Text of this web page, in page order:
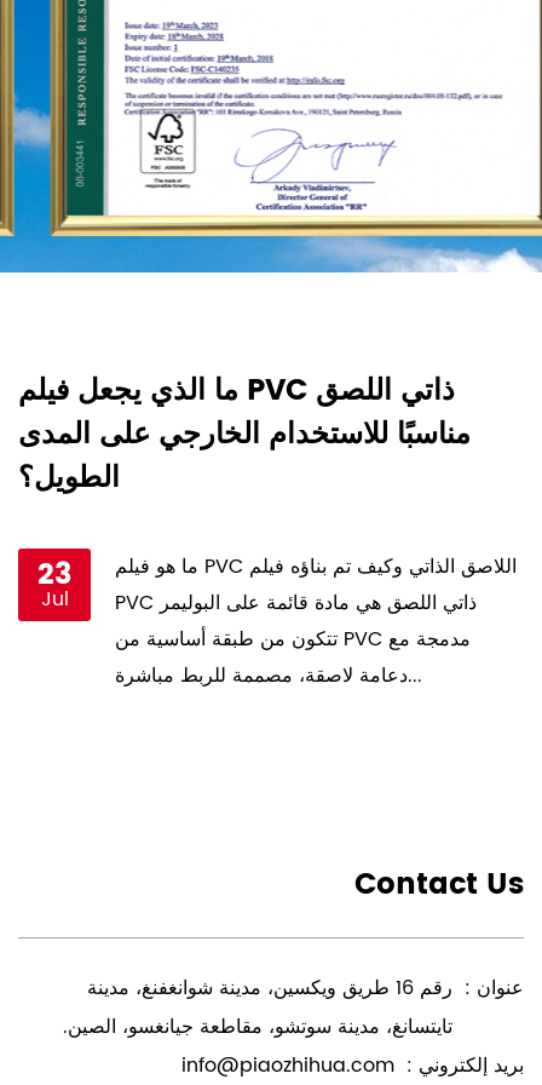
ما الذي يجعل فيلم PVC ذاتي اللصق
مناسبًا للاستخدام الخارجي على المدى
الطويل؟
23
Jul
ما هو فيلم PVC اللاصق الذاتي وكيف تم بناؤه فيلم
PVC ذاتي اللصق هي مادة قائمة على البوليمر
تتكون من طبقة أساسية من PVC مدمجة مع
دعامة لاصقة، مصممة للربط مباشرة...
Contact Us
عنوان :
رقم 16 طريق ويكسين، مدينة شوانغفنغ، مدينة
تايتسانغ، مدينة سوتشو، مقاطعة جيانغسو، الصين.
بريد إلكتروني : info@piaozhihua.com